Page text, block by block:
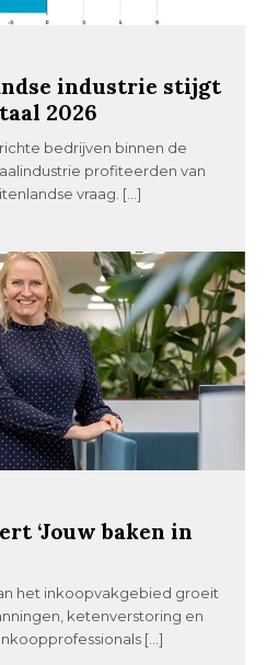
industrie stijgt
2026
bedrijven binnen de
profiteerden van
vraag. […]
‘Jouw baken in
het inkoopvakgebied groeit
ketenverstoring en
[…]